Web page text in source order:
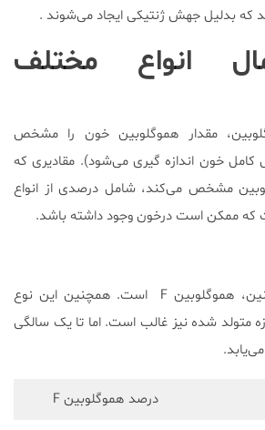
که بدلیل جهش ژنتیکی ایجاد می‌شوند .
انواع مختلف
مقدار هموگلوبین خون را مشخص
کامل خون اندازه گیری می‌شود). مقادیری که
مشخص می‌کند، شامل درصدی از انواع
ممکن است درخون وجود داشته باشد.
هموگلوبین غالب در جنین، هموگلوبین F است. همچنین این نوع
متولد شده نیز غالب است. اما تا یک سالگی
درصد هموگلوبین F